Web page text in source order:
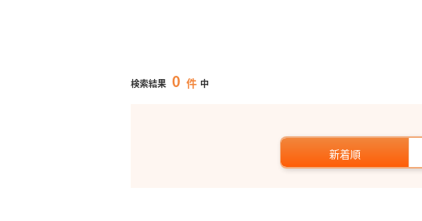
検索結果 0 件 中
新着順